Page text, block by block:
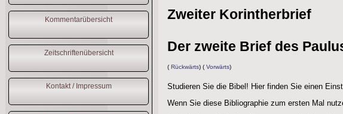
Kommentarübersicht
Zeitschriftenübersicht
Kontakt / Impressum
Zweiter Korintherbrief
Der zweite Brief des
( Rückwärts) ( Vorwärts)
Studieren Sie die Bibel! Hier finden Sie einen
Wenn Sie diese Bibliographie zum ersten Mal